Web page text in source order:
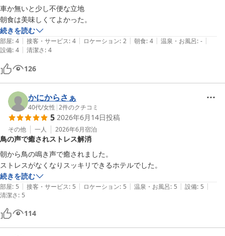
車か無いと少し不便な立地
続きを読む
部屋: 4 | 接客・サービス: 4 | ロケーション: 2 | 朝食: 4 | 温泉・お風呂: - |
設備: 4 | 清潔さ: 4
126
かにからさぁ
40代/女性 |2件のクチコミ
5 2026年6月14日投稿
その他 一人 2026年6月宿泊
鳥の声で癒されストレス解消
朝から鳥の鳴き声で癒されました。
ストレスがなくなりスッキリできるホテルでした。
続きを読む
部屋: 5 | 接客・サービス: 5 | ロケーション: 5 | 温泉・お風呂: 5 | 設備: 5 |
清潔さ: 5
114